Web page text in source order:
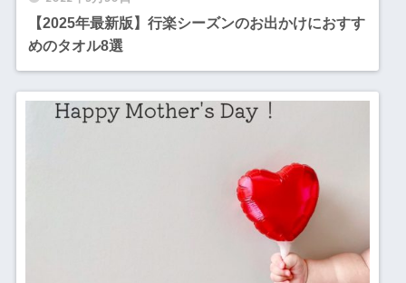
【2025年最新版】行楽シーズンのお出かけにおすす
めのタオル8選